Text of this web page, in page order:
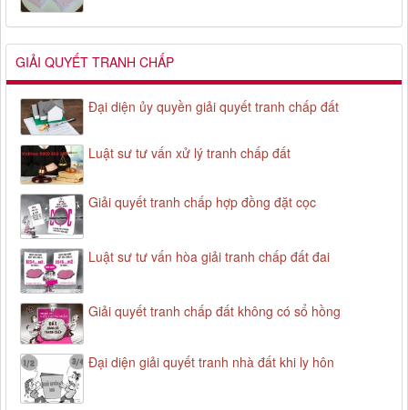
GIẢI QUYẾT TRANH CHẤP
Đại diện ủy quyền giải quyết tranh chấp đất
Luật sư tư vấn xử lý tranh chấp đất
Giải quyết tranh chấp hợp đồng đặt cọc
Luật sư tư vấn hòa giải tranh chấp đất đai
Giải quyết tranh chấp đất không có sổ hồng
Đại diện giải quyết tranh nhà đất khi ly hôn